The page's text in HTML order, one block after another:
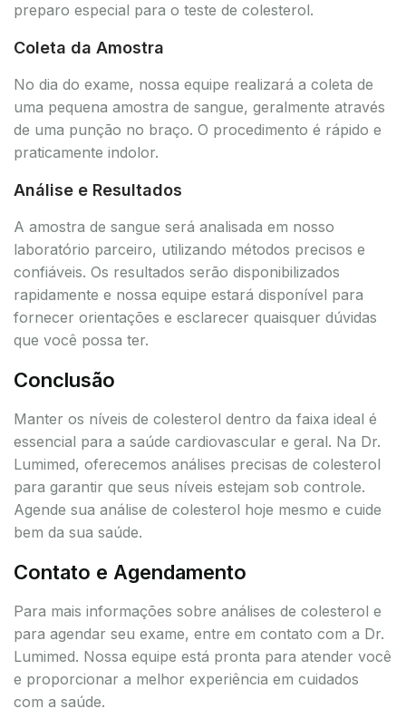
preparo especial para o teste de colesterol.
Coleta da Amostra
No dia do exame, nossa equipe realizará a coleta de
uma pequena amostra de sangue, geralmente através
de uma punção no braço. O procedimento é rápido e
praticamente indolor.
Análise e Resultados
A amostra de sangue será analisada em nosso
laboratório parceiro, utilizando métodos precisos e
confiáveis. Os resultados serão disponibilizados
rapidamente e nossa equipe estará disponível para
fornecer orientações e esclarecer quaisquer dúvidas
que você possa ter.
Conclusão
Manter os níveis de colesterol dentro da faixa ideal é
essencial para a saúde cardiovascular e geral. Na Dr.
Lumimed, oferecemos análises precisas de colesterol
para garantir que seus níveis estejam sob controle.
Agende sua análise de colesterol hoje mesmo e cuide
bem da sua saúde.
Contato e Agendamento
Para mais informações sobre análises de colesterol e
para agendar seu exame, entre em contato com a Dr.
Lumimed. Nossa equipe está pronta para atender você
e proporcionar a melhor experiência em cuidados
com a saúde.